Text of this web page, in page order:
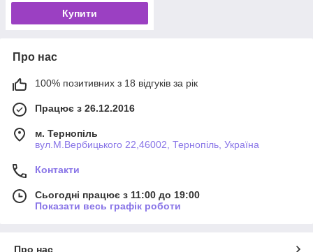
Купити
Про нас
100% позитивних з 18 відгуків за рік
Працює з 26.12.2016
м. Тернопіль
вул.М.Вербицького 22,46002, Тернопіль, Україна
Контакти
Сьогодні працює з 11:00 до 19:00
Показати весь графік роботи
Про нас